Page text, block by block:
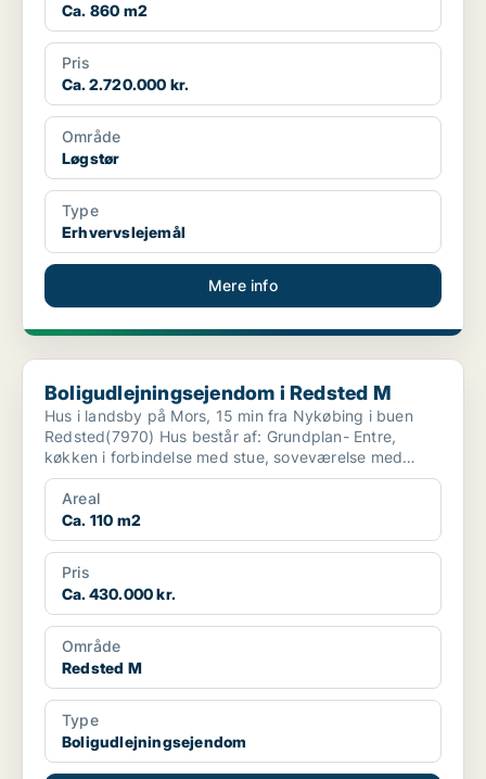
Ca. 860 m2
Pris
Ca. 2.720.000 kr.
Område
Løgstør
Type
Erhvervslejemål
Mere info
Boligudlejningsejendom i Redsted M
Boligudlejningsejendom i Redsted M
Hus i landsby på Mors, 15 min fra Nykøbing i buen
Redsted(7970) Hus består af: Grundplan- Entre,
køkken i forbindelse med stue, soveværelse med
walk-in, ...
Areal
Ca. 110 m2
Pris
Ca. 430.000 kr.
Område
Redsted M
Type
Boligudlejningsejendom